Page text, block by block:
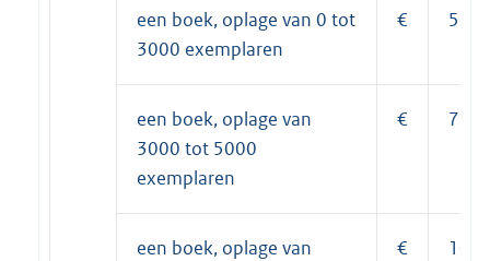
een boek, oplage van 0 tot
3000 exemplaren
€
een boek, oplage van
3000 tot 5000
exemplaren
€
een boek, oplage van
€